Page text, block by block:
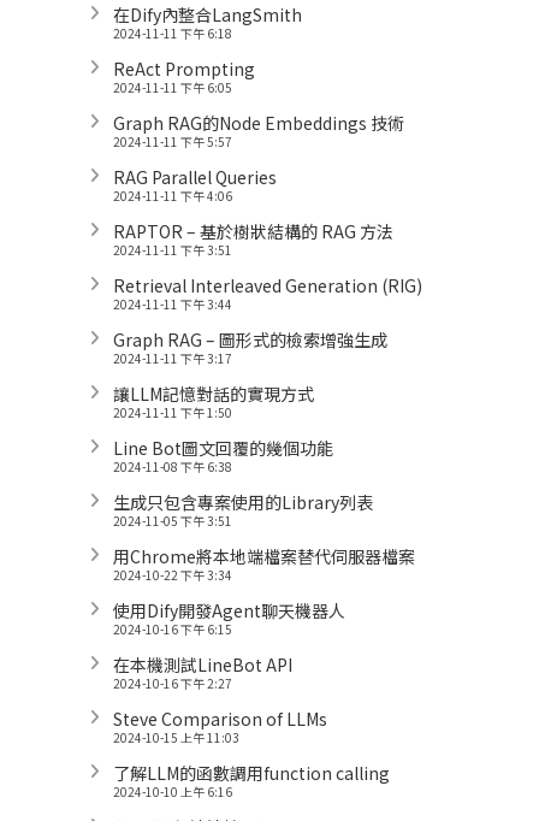
在Dify內整合LangSmith
2024-11-11 下午 6:18
ReAct Prompting
2024-11-11 下午 6:05
Graph RAG的Node Embeddings 技術
2024-11-11 下午 5:57
RAG Parallel Queries
2024-11-11 下午 4:06
RAPTOR – 基於樹狀結構的 RAG 方法
2024-11-11 下午 3:51
Retrieval Interleaved Generation (RIG)
2024-11-11 下午 3:44
Graph RAG – 圖形式的檢索增強生成
2024-11-11 下午 3:17
讓LLM記憶對話的實現方式
2024-11-11 下午 1:50
Line Bot圖文回覆的幾個功能
2024-11-08 下午 6:38
生成只包含專案使用的Library列表
2024-11-05 下午 3:51
用Chrome將本地端檔案替代伺服器檔案
2024-10-22 下午 3:34
使用Dify開發Agent聊天機器人
2024-10-16 下午 6:15
在本機測試LineBot API
2024-10-16 下午 2:27
Steve Comparison of LLMs
2024-10-15 上午 11:03
了解LLM的函數調用function calling
2024-10-10 上午 6:16